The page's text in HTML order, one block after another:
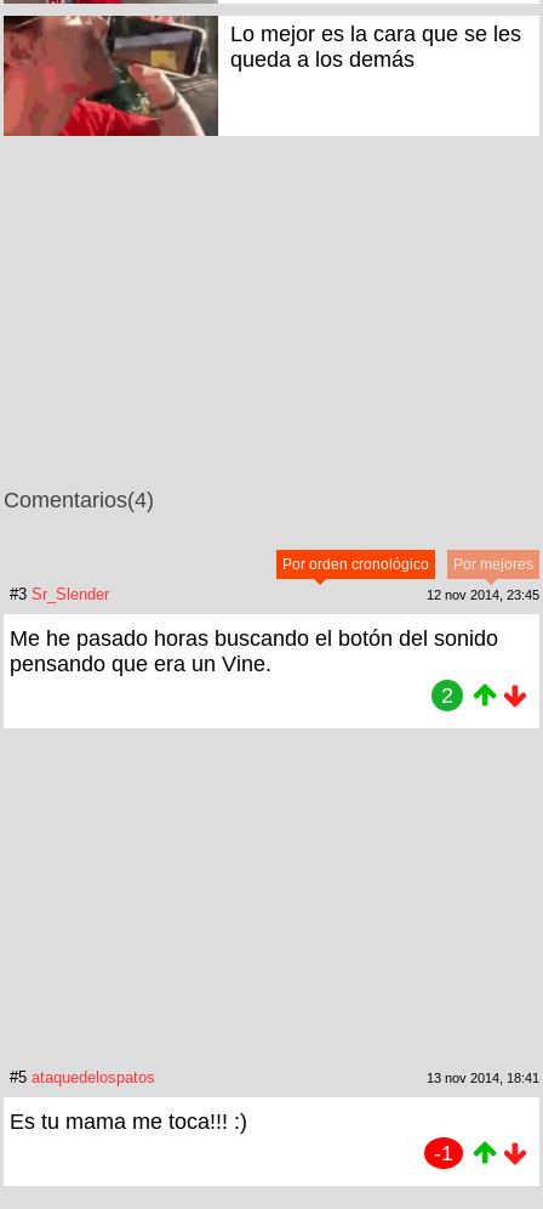
Lo mejor es la cara que se les
queda a los demás
Comentarios(4)
Por mejores
Por orden cronológico
#3 Sr_Slender 12 nov 2014, 23:45
Me he pasado horas buscando el botón del sonido
pensando que era un Vine.
2
#5 ataquedelospatos 13 nov 2014, 18:41
Es tu mama me toca!!! :)
-1